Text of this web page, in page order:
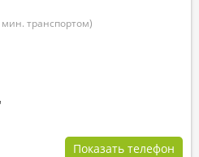
транспортом)
Показать телефон